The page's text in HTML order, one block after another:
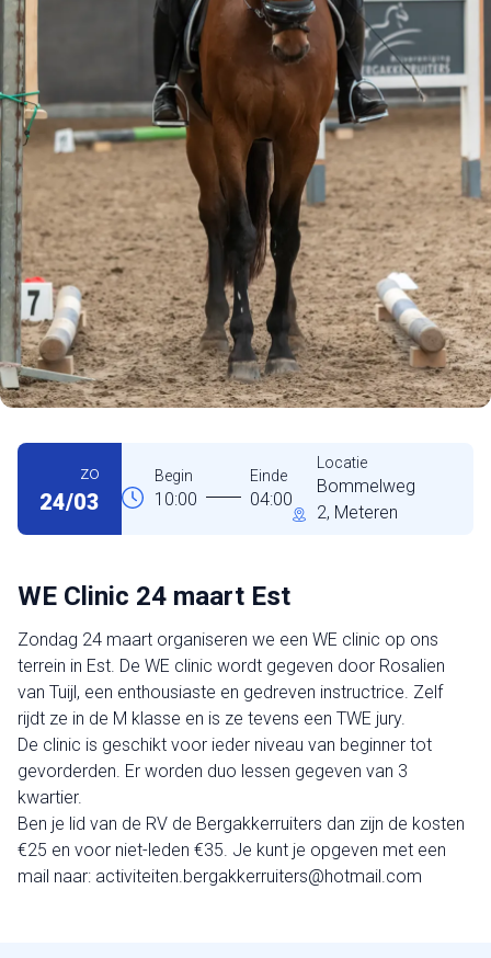
zo
24/03
Begin
10:00
Einde
04:00
Locatie
Bommelweg
2, Meteren
WE Clinic 24 maart Est
Zondag 24 maart organiseren we een WE clinic op ons
terrein in Est. De WE clinic wordt gegeven door Rosalien
van Tuijl, een enthousiaste en gedreven instructrice. Zelf
rijdt ze in de M klasse en is ze tevens een TWE jury.
De clinic is geschikt voor ieder niveau van beginner tot
gevorderden. Er worden duo lessen gegeven van 3
kwartier.
Ben je lid van de RV de Bergakkerruiters dan zijn de kosten
€25 en voor niet-leden €35. Je kunt je opgeven met een
mail naar: activiteiten.bergakkerruiters@hotmail.com